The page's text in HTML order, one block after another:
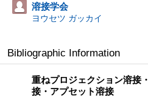
溶接学会
ヨウセツ ガッカイ
Bibliographic Information
重ねプロジェクション溶接
接・アプセット溶接